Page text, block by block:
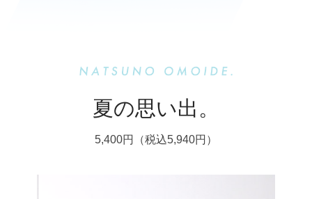
夏の思い出。
5,400円（税込5,940円）